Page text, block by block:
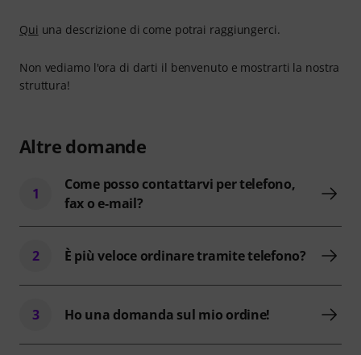
Qui una descrizione di come potrai raggiungerci.
Non vediamo l'ora di darti il benvenuto e mostrarti la nostra
struttura!
Altre domande
1
Come posso contattarvi per telefono,
fax o e-mail?
2 È più veloce ordinare tramite telefono?
3 Ho una domanda sul mio ordine!